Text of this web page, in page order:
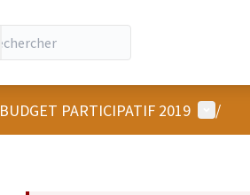
BUDGET PARTICIPATIF 2019 Menu
/